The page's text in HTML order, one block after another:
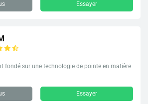
Essayer
fondé sur une technologie de pointe en matière
Essayer